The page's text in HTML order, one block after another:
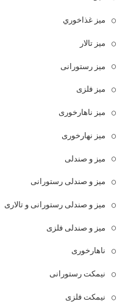
ميز غذاخوري
میز تالار
میز رستورانی
میز فلزی
میز ناهارخوری
میز نهارخوری
میز و صندلی
میز و صندلی رستورانی
میز و صندلی رستورانی و تالاری
میز و صندلی فلزی
ناهارخوری
نیمکت رستورانی
نیمکت فلزی